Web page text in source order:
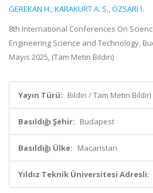
GEREKAN H.,KARAKURT A. S.,ÖZSARI İ.
8th International Conferences On
Engineering Science and Technology,
Mayıs 2025, (Tam Metin Bildiri)
Yayın Türü: Bildiri / Tam Metin Bildiri
Basıldığı Şehir: Budapest
Basıldığı Ülke: Macaristan
Yıldız Teknik Üniversitesi Adresli: